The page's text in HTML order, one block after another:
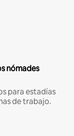
nómades
para estadías
de trabajo.